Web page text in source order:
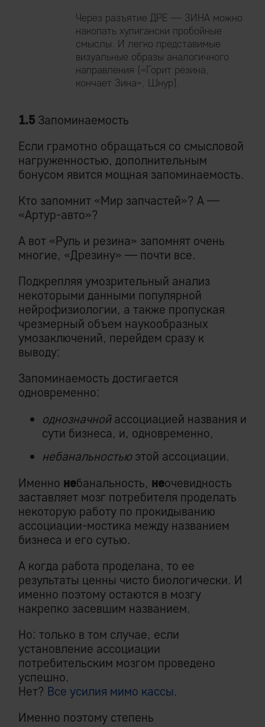
Через разъятие ДРЕ — ЗИНА можно
накопать хулигански пробойные
смыслы. И легко представимые
визуальные образы аналогичного
направления («Горит резина,
кончает Зина», Шнур).
1.5 Запоминаемость
Если грамотно обращаться со смысловой
нагруженностью, дополнительным
бонусом явится мощная запоминаемость.
Кто запомнит «Мир запчастей»? А —
«Артур-авто»?
А вот «Руль и резина» запомнят очень
многие, «Дрезину» — почти все.
Подкрепляя умозрительный анализ
некоторыми данными популярной
нейрофизиологии, а также пропуская
чрезмерный объем наукообразных
умозаключений, перейдем сразу к
выводу:
Запоминаемость достигается
одновременно:
однозначнойассоциацией названия и
сути бизнеса, и, одновременно,
небанальностьюэтой ассоциации.
Именно небанальность, неочевидность
заставляет мозг потребителя проделать
некоторую работу по прокидыванию
ассоциации-мостика между названием
бизнеса и его сутью.
А когда работа проделана, то ее
результаты ценны чисто биологически. И
именно поэтому остаются в мозгу
накрепко засевшим названием.
Но: только в том случае, если
установление ассоциации
потребительским мозгом проведено
успешно.
Нет? Все усилия мимо кассы.
Именно поэтому степень